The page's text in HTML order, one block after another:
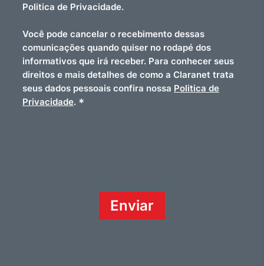
Politica de Privacidade.
Você pode cancelar o recebimento dessas
comunicações quando quiser no rodapé dos
informativos que irá receber. Para conhecer seus
direitos e mais detalhes de como a Claranet trata
seus dados pessoais confira nossa Politica de
Privacidade. *